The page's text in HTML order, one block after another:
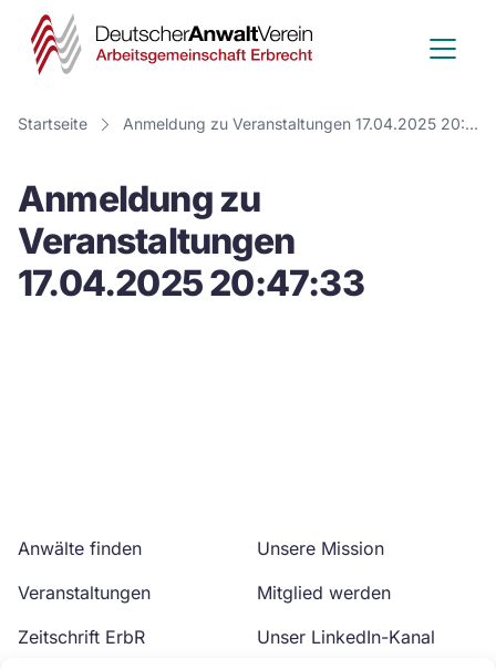
Deutscher
Anwalt
Verein
Startseite Anmeldung zu Veranstaltungen 17.04.2025 20:47:33
Anmeldung zu
Veranstaltungen
17.04.2025 20:47:33
Anwälte finden
Veranstaltungen
Zeitschrift ErbR
Unsere Mission
Mitglied werden
Unser LinkedIn-Kanal